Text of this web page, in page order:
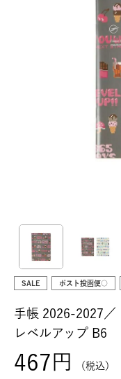
SALE ポスト投函便○
手帳 2026-2027／
レベルアップ B6
467 税込